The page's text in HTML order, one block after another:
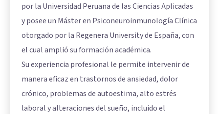
por la Universidad Peruana de las Ciencias Aplicadas
y posee un Máster en Psiconeuroinmunología Clínica
otorgado por la Regenera University de España, con
el cual amplió su formación académica.
Su experiencia profesional le permite intervenir de
manera eficaz en trastornos de ansiedad, dolor
crónico, problemas de autoestima, alto estrés
laboral y alteraciones del sueño, incluido el